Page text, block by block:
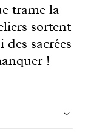
trame la
sortent
sacrées
!